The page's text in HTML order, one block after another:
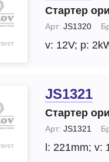
Стартер
Арт: JS1320
v: 12V; p:
JS1321
Стартер
Арт: JS1321
l: 221mm; v: